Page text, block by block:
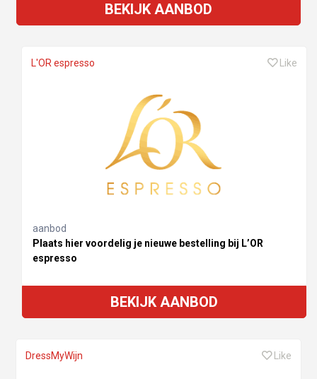
BEKIJK AANBOD
L'OR espresso Like
aanbod
Plaats hier voordelig je nieuwe bestelling bij L’OR
espresso
BEKIJK AANBOD
DressMyWijn Like